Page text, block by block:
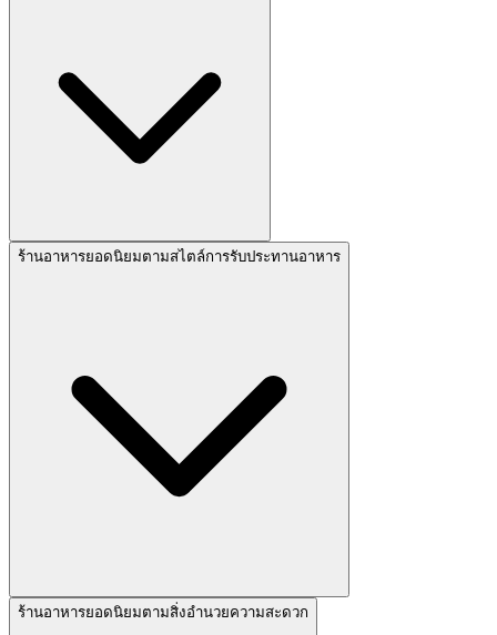
ร้านอาหารยอดนิยมตามสไตล์การรับประทานอาหาร
ร้านอาหารยอดนิยมตามสิ่งอำนวยความสะดวก